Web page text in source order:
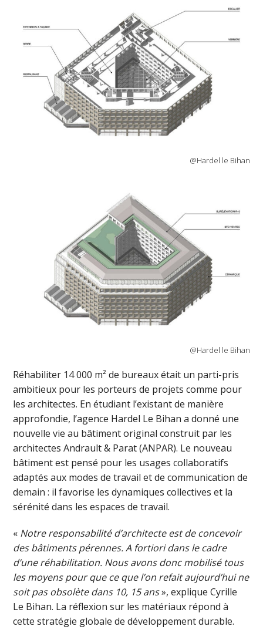
@Hardel le Bihan
@Hardel le Bihan
Réhabiliter 14 000 m² de bureaux était un parti-pris
ambitieux pour les porteurs de projets comme pour
les architectes. En étudiant l’existant de manière
approfondie, l’agence Hardel Le Bihan a donné une
nouvelle vie au bâtiment original construit par les
architectes Andrault & Parat (ANPAR). Le nouveau
bâtiment est pensé pour les usages collaboratifs
adaptés aux modes de travail et de communication de
demain : il favorise les dynamiques collectives et la
sérénité dans les espaces de travail.
« Notre responsabilité d’architecte est de concevoir
des bâtiments pérennes. A fortiori dans le cadre
d’une réhabilitation. Nous avons donc mobilisé tous
les moyens pour que ce que l’on refait aujourd’hui ne
soit pas obsolète dans 10, 15 ans», explique Cyrille
Le Bihan. La réflexion sur les matériaux répond à
cette stratégie globale de développement durable.